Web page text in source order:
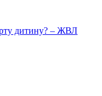
дитину? – ЖВЛ